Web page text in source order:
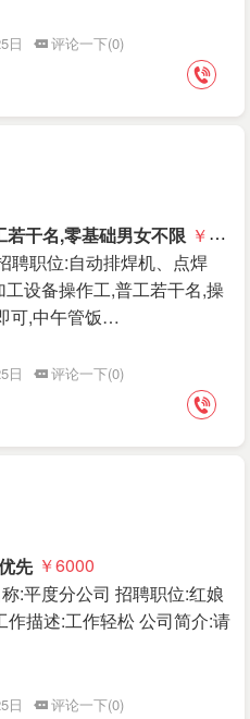
日
评论一下(0)
干名,零基础男女不限 ￥7000
聘职位:自动排焊机、点焊
设备操作工,普工若干名,操
可,中午管饭…
日
评论一下(0)
先 ￥6000
:平度分公司 招聘职位:红娘
描述:工作轻松 公司简介:请
日
评论一下(0)